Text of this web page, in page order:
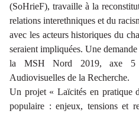
(SoHrieF), travaille à la
relations interethniques et du
avec les acteurs historiques du
seraient impliquées. Une
la MSH Nord 2019, axe 5
Audiovisuelles de la Recherche.
Un projet « Laïcités en pratique
populaire : enjeux, tensions et